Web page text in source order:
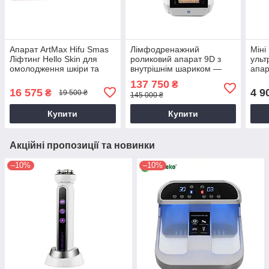
Апарат ArtMax Hifu Smas
Ліфтинг Hello Skin для
омолодження шкіри та
16 575 ₴ 19 500 ₴
Купити
Лімфодренажний
роликовий апарат 9D з
внутрішнім шариком —
масаж і моделювання
фігури 360°
137 750₴
145 000 ₴
Купити
4
Акційні пропозиції та новинки
–10% –10%